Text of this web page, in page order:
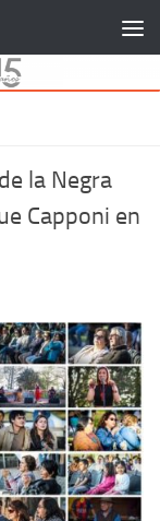
la Negra
Capponi en